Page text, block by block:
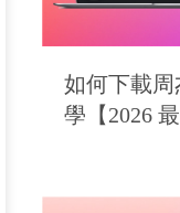
如何下載
學【2026 最